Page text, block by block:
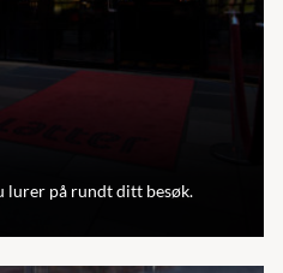
lurer på rundt ditt besøk.